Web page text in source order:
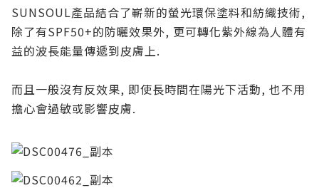
SUNSOUL產品結合了嶄新的螢光環保塗料和紡織技術,
除了有SPF50+的防曬效果外, 更可轉化紫外線為人體有
益的波長能量傳遞到皮膚上.
而且一般沒有反效果, 即使長時間在陽光下活動, 也不用
擔心會過敏或影響皮膚.